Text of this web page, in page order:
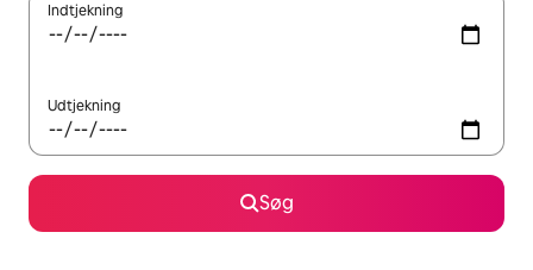
Indtjekning
Udtjekning
Søg